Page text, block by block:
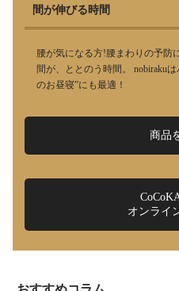
間が伸びる時間
腰が気になる方!腰まわりの予防
間が、ととのう時間。 nobiraku
のお昼寝”にも最適！
商品
オンライ